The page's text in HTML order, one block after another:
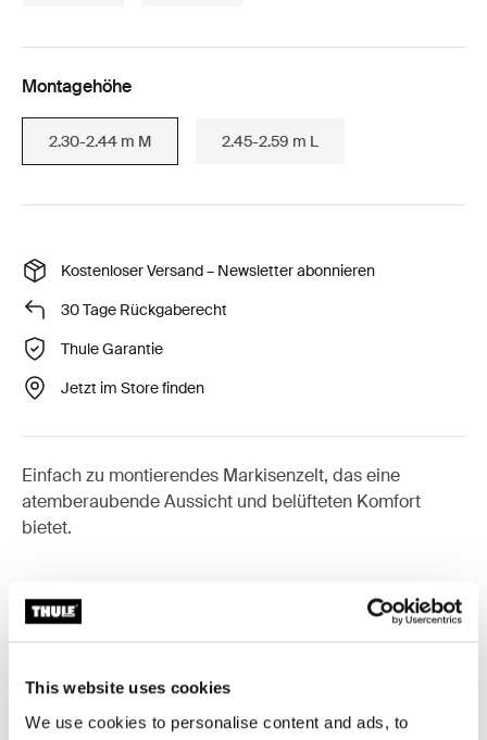
This website uses cookies
We use cookies to personalise content and ads, to
Montagehöhe
2.30-2.44 m M 2.45-2.59 m L
Kostenloser Versand – Newsletter abonnieren
30 Tage Rückgaberecht
Thule Garantie
Jetzt im Store finden
Einfach zu montierendes Markisenzelt, das eine
atemberaubende Aussicht und belüfteten Komfort
bietet.
Zubehör für Thule Panorama for
Thule Omnistor 6300